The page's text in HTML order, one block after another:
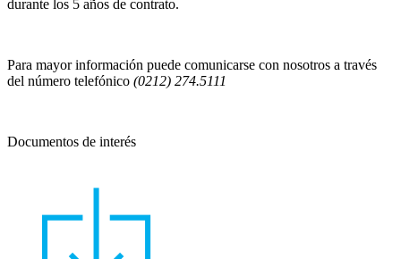
durante los 5 años de contrato.
Para mayor información puede comunicarse con nosotros a través
del número telefónico (0212) 274.5111
Documentos de interés